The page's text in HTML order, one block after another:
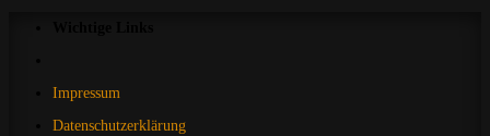
Impressum
Datenschutzerklärung